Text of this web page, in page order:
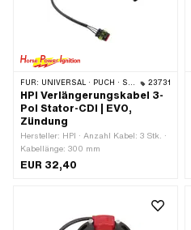
FÜR: UNIVERSAL · PUCH · SACHS · PONY / CILO (BETA 521 & 512) · PIAGGIO · ZÜNDAPP BELMONDO 23731
HPI Verlängerungskabel 3-
Pol Stator-CDI | EVO,
Zündung
Hersteller: HPI · Anzahl Kabel: 3 Stk. ·
Kabellänge: 300 mm
EUR 32,40